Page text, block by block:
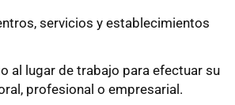
servicios y establecimientos
al lugar de trabajo para efectuar su
profesional o empresarial.